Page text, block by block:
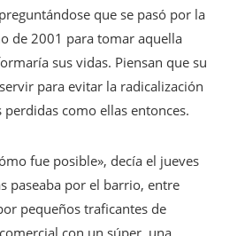
que se pasó por la
de 2001 para tomar aquella
sus vidas. Piensan que su
para evitar la radicalización
perdidas como ellas entonces.
fue posible», decía el jueves
paseaba por el barrio, entre
pequeños traficantes de
con un súper, una